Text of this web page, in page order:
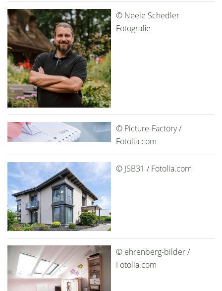
© Neele Schedler
Fotografie
© Picture-Factory /
Fotolia.com
© JSB31 / Fotolia.com
© ehrenberg-bilder /
Fotolia.com